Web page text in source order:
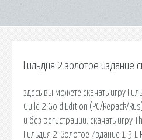
Гильдия 2 золотое издание
здесь вы можете скачать игру
Guild 2 Gold Edition (PC/Repack/
и без регистрации. скачать игру
Гильдия 2: Золотое Издание 1.3 L